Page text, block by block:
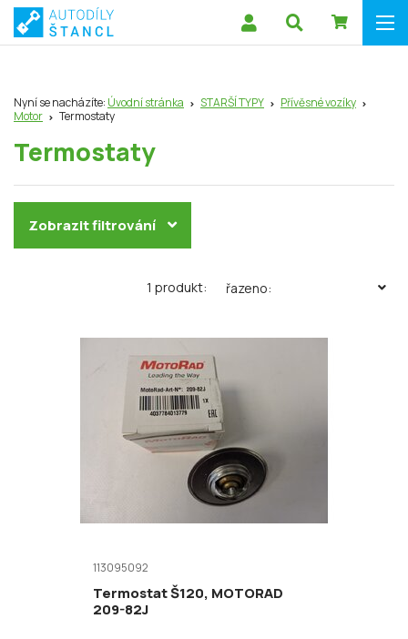
Nyní se nacházíte: Úvodní stránka STARŠÍ TYPY
Přívěsné vozíky
Motor
Termostaty
Termostaty
Zobrazit filtrování
1 produkt: řazeno:
113095092
Termostat Š120, MOTORAD
209-82J